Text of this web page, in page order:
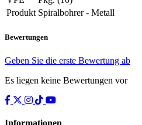
Produkt Spiralbohrer - Metall
Bewertungen
Geben Sie die erste Bewertung ab
Es liegen keine Bewertungen vor
Informationen